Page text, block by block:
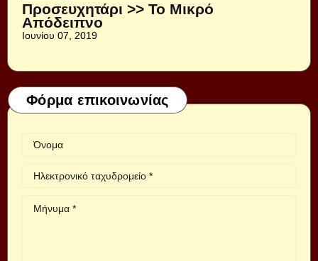
Προσευχητάρι >> Το Μικρό
Απόδειπνο
Ιουνίου 07, 2019
Φόρμα επικοινωνίας